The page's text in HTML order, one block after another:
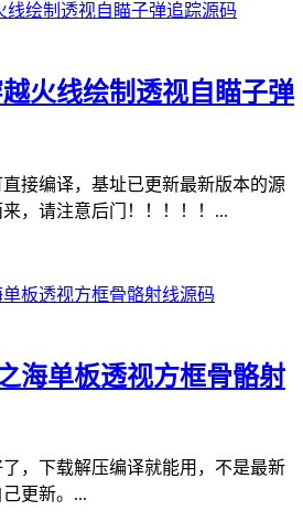
火线绘制透视自瞄子弹
接编译，基址已更新最新版本的源
，请注意后门！！！！！...
海单板透视方框骨骼射
，下载解压编译就能用，不是最新
更新。...